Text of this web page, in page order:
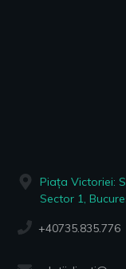
Piața Victoriei:
Sector 1,
+40735.835.776